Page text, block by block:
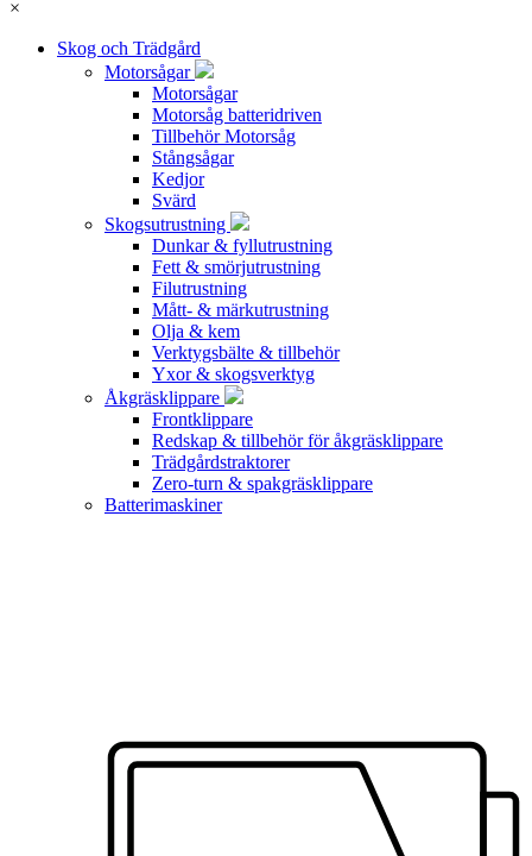
×
Skog och Trädgård
Motorsågar
Motorsågar
Motorsåg batteridriven
Tillbehör Motorsåg
Stångsågar
Kedjor
Svärd
Skogsutrustning
Dunkar & fyllutrustning
Fett & smörjutrustning
Filutrustning
Mått- & märkutrustning
Olja & kem
Verktygsbälte & tillbehör
Yxor & skogsverktyg
Åkgräsklippare
Frontklippare
Redskap & tillbehör för åkgräsklippare
Trädgårdstraktorer
Zero-turn & spakgräsklippare
Batterimaskiner